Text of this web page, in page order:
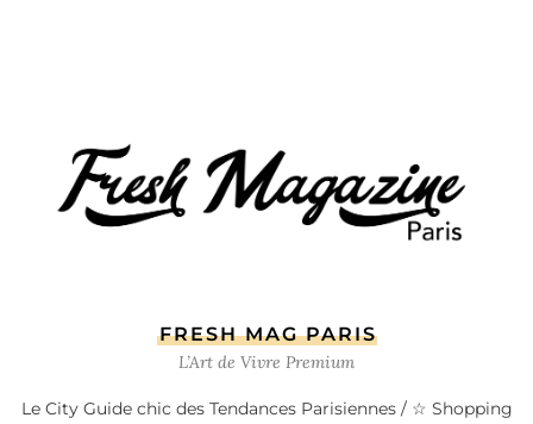
FRESH MAG PARIS
L’Art de Vivre Premium
Le City Guide chic des Tendances Parisiennes / ☆ Shopping